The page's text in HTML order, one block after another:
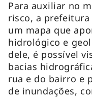
Para auxiliar no
risco, a prefeitura
um mapa que
hidrológico e
dele, é possível
bacias
rua e do bairro e
de inundações,